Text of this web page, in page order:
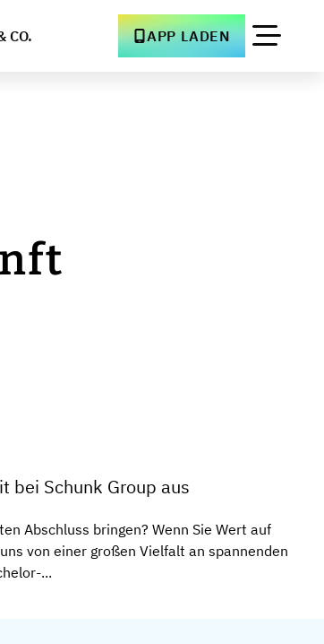
CO. APP LADEN
bei Schunk Group aus
Abschluss bringen? Wenn Sie Wert auf
von einer großen Vielfalt an spannenden
...